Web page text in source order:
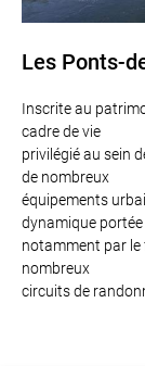
Les Ponts-
Inscrite au
cadre de vie
privilégié au sein
de nombreux
équipements
dynamique portée
notamment par le
nombreux
circuits de